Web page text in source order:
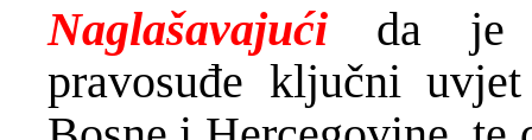
Naglašavajući da je
pravosuđe ključni